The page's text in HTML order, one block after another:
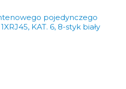
pojedynczego
KAT. 6, 8-styk biały